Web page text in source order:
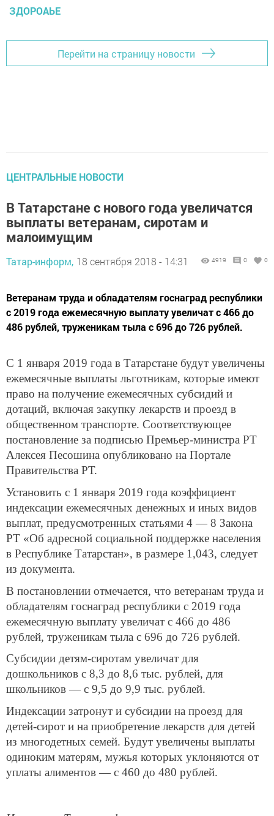
ЗДОРОАЬЕ
Перейти на страницу новости
ЦЕНТРАЛЬНЫЕ НОВОСТИ
В Татарстане с нового года увеличатся
выплаты ветеранам, сиротам и
малоимущим
Татар-информ, 18 сентября 2018 - 14:31 4919 0 0
Ветеранам труда и обладателям госнаград республики
с 2019 года ежемесячную выплату увеличат с 466 до
486 рублей, труженикам тыла с 696 до 726 рублей.
С 1 января 2019 года в Татарстане будут увеличены
ежемесячные выплаты льготникам, которые имеют
право на получение ежемесячных субсидий и
дотаций, включая закупку лекарств и проезд в
общественном транспорте. Соответствующее
постановление за подписью Премьер-министра РТ
Алексея Песошина опубликовано на Портале
Правительства РТ.
Установить с 1 января 2019 года коэффициент
индексации ежемесячных денежных и иных видов
выплат, предусмотренных статьями 4 — 8 Закона
РТ «Об адресной социальной поддержке населения
в Республике Татарстан», в размере 1,043, следует
из документа.
В постановлении отмечается, что ветеранам труда и
обладателям госнаград республики с 2019 года
ежемесячную выплату увеличат с 466 до 486
рублей, труженикам тыла с 696 до 726 рублей.
Субсидии детям-сиротам увеличат для
дошкольников с 8,3 до 8,6 тыс. рублей, для
школьников — с 9,5 до 9,9 тыс. рублей.
Индексации затронут и субсидии на проезд для
детей-сирот и на приобретение лекарств для детей
из многодетных семей. Будут увеличены выплаты
одиноким матерям, мужья которых уклоняются от
уплаты алиментов — с 460 до 480 рублей.